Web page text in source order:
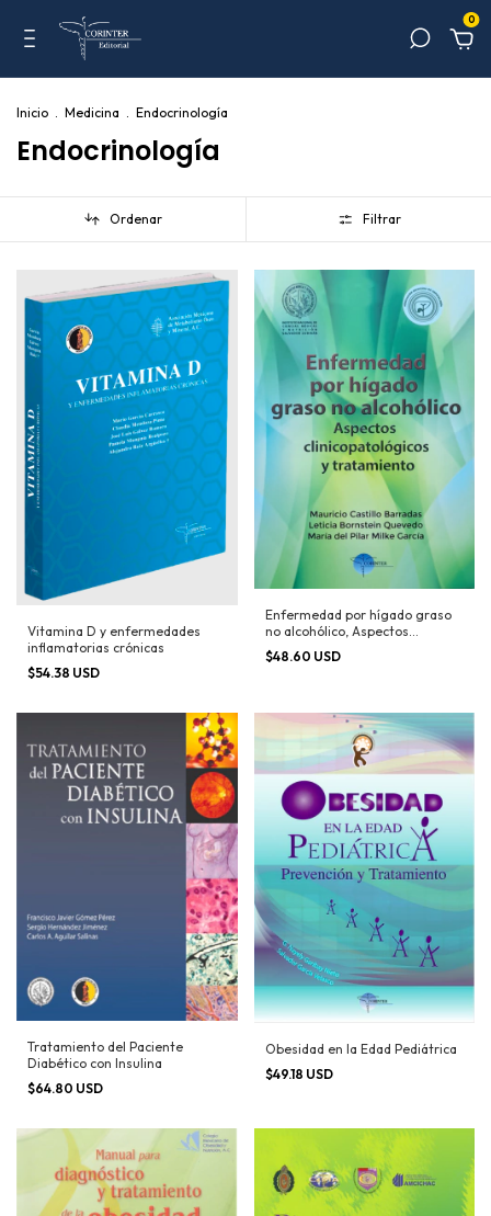
0
Inicio . Medicina . Endocrinología
Endocrinología
Ordenar Filtrar
Vitamina D y enfermedades
inflamatorias crónicas
$54.38 USD
Enfermedad por hígado graso
no alcohólico, Aspectos
clinicopatológicos y
tratamiento
$48.60 USD
Tratamiento del Paciente
Diabético con Insulina
$64.80 USD
Obesidad en la Edad Pediátrica
$49.18 USD